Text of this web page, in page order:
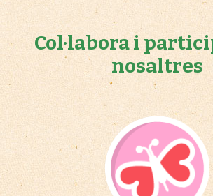
Col·labora i
nosaltres